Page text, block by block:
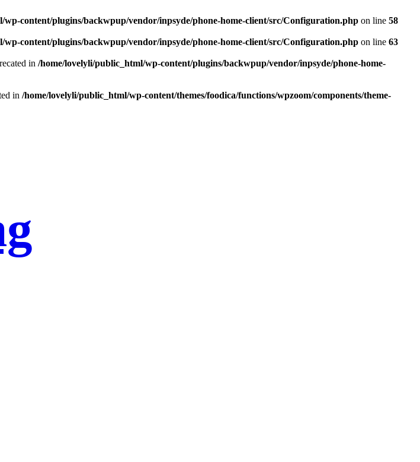
wp-content/plugins/backwpup/vendor/inpsyde/phone-home-client/src/Configuration.php on line 58
wp-content/plugins/backwpup/vendor/inpsyde/phone-home-client/src/Configuration.php on line 63
in /home/lovelyli/public_html/wp-content/plugins/backwpup/vendor/inpsyde/phone-home-
in /home/lovelyli/public_html/wp-content/themes/foodica/functions/wpzoom/components/theme-